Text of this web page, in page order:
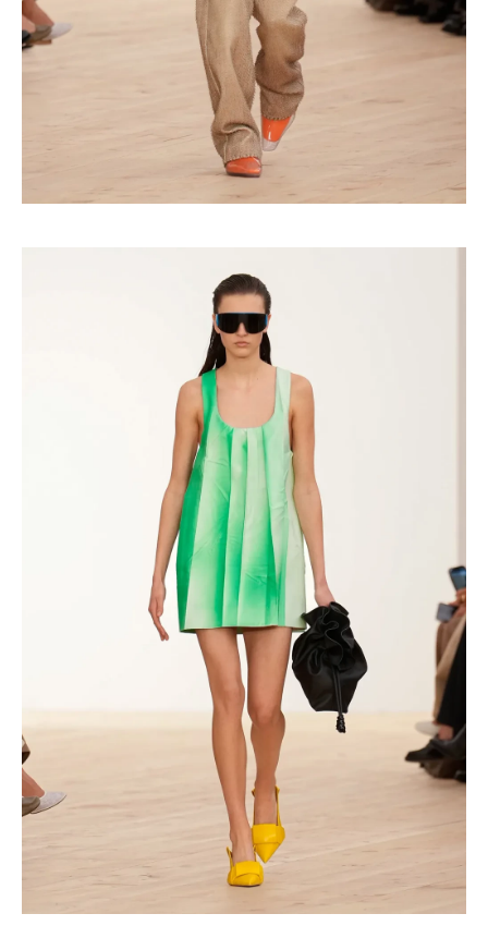
Turkuvaz Haberleşme ve Yayıncılık
A.Ş. tarafından
https://vogue.com.tr/ internet sitesi
üzerinden sunulan ürün ve
hizmetlere ilişkin reklam, tanıtım,
pazarlama ve kutlama/ temenni
ve bu kapsamda/ amaçla ad/
soyad ve e-posta adresi verilerimin
işlenmesine açık rıza veriyorum.
KAYDET